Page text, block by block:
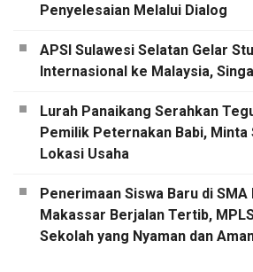
Penyelesaian Melalui Dialog
APSI Sulawesi Selatan Gelar
Internasional ke Malaysia,
Lurah Panaikang Serahkan
Pemilik Peternakan Babi, Minta
Lokasi Usaha
Penerimaan Siswa Baru di
Makassar Berjalan Tertib,
Sekolah yang Nyaman dan